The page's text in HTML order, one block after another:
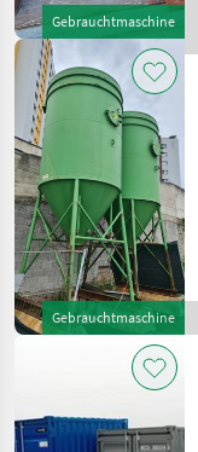
Gebrauchtmaschine
Gebrauchtmaschine